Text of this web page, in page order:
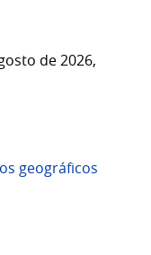
de 2026,
geográficos